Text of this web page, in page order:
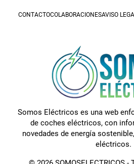
CONTACTOCOLABORACIONESAVISO
Somos Eléctricos es una web
de coches eléctricos, con
novedades de energía
eléctricos.